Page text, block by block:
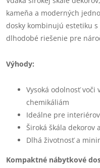
kameňa a moderných
dosky kombinujú estetiku
dlhodobé riešenie pre
Výhody:
Vysoká odolnosť
chemikáliám
Ideálne pre
Široká škála dekorov
Dlhá životnosť a
Kompaktné nábytkové